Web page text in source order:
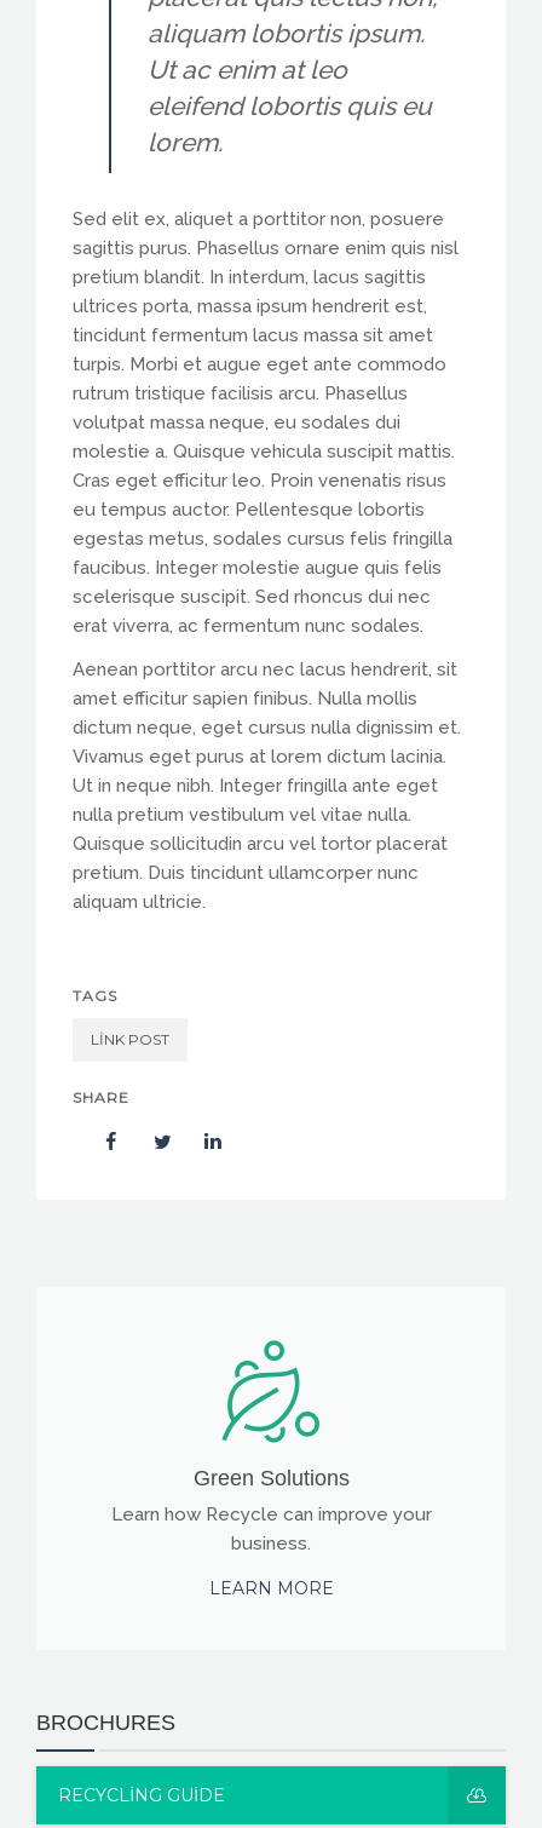
aliquam lobortis ipsum.
Ut ac enim at leo
eleifend lobortis quis eu
lorem.
Sed elit ex, aliquet a porttitor non, posuere
sagittis purus. Phasellus ornare enim quis nisl
pretium blandit. In interdum, lacus sagittis
ultrices porta, massa ipsum hendrerit est,
tincidunt fermentum lacus massa sit amet
turpis. Morbi et augue eget ante commodo
rutrum tristique facilisis arcu. Phasellus
volutpat massa neque, eu sodales dui
molestie a. Quisque vehicula suscipit mattis.
Cras eget efficitur leo. Proin venenatis risus
eu tempus auctor. Pellentesque lobortis
egestas metus, sodales cursus felis fringilla
faucibus. Integer molestie augue quis felis
scelerisque suscipit. Sed rhoncus dui nec
erat viverra, ac fermentum nunc sodales.
Aenean porttitor arcu nec lacus hendrerit, sit
amet efficitur sapien finibus. Nulla mollis
dictum neque, eget cursus nulla dignissim et.
Vivamus eget purus at lorem dictum lacinia.
Ut in neque nibh. Integer fringilla ante eget
nulla pretium vestibulum vel vitae nulla.
Quisque sollicitudin arcu vel tortor placerat
pretium. Duis tincidunt ullamcorper nunc
aliquam ultricie.
TAGS
LINK POST
SHARE
Green Solutions
Learn how Recycle can improve your
business.
LEARN MORE
BROCHURES
RECYCLING GUIDE